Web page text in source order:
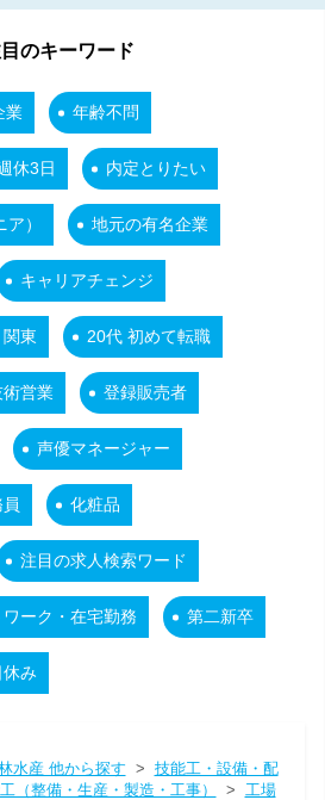
のキーワード
業 年齢不問
休3日 内定とりたい
） 地元の有名企業
キャリアチェンジ
関東 20代 初めて転職
術営業 登録販売者
声優マネージャー
化粧品
注目の求人検索ワード
ワーク・在宅勤務 第二新卒
休み
水産 他から探す > 技能工・設備・配
（整備・生産・製造・工事） > 工場